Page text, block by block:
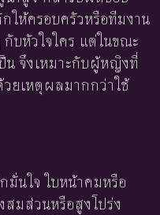
ให้ครอบครัวหรือทีมงาน
บหัวใจใคร แต่ในขณะ
น จึงเหมาะกับผู้หญิงที่
วยเหตุผลมากกว่าใช้
มั่นใจ ใบหน้าคมหรือ
สมส่วนหรือสูงโปร่ง